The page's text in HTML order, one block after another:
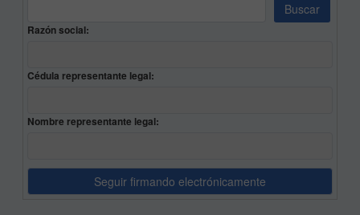
Buscar
Razón social:
Cédula representante legal:
Nombre representante legal:
Seguir firmando electrónicamente